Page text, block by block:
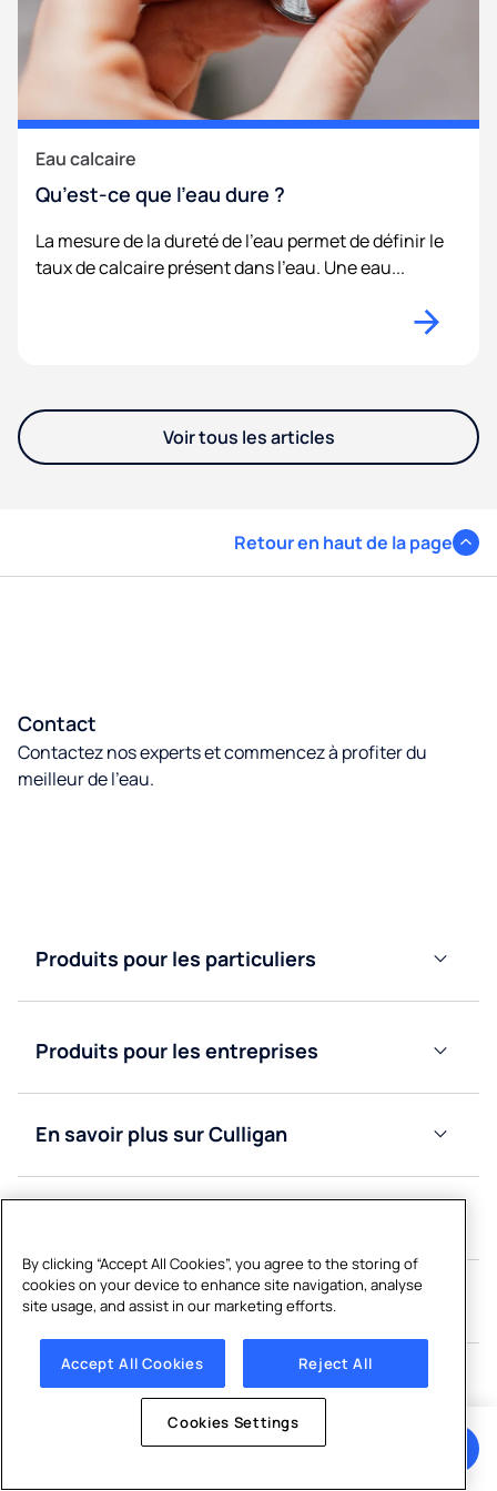
Eau calcaire
Qu’est-ce que l’eau dure ?
La mesure de la dureté de l'eau permet de définir le
taux de calcaire présent dans l'eau. Une eau...
Voir tous les articles
Retour en haut de la page
Contact
Contactez nos experts et commencez à profiter du
meilleur de l’eau.
Produits pour les particuliers
Adoucisseurs
Purificateurs
Fontaines
à eau
réseau
bonbonne
Produits pour les entreprises
Fontaines
bonbonne
Fontaines
à eau
En savoir plus sur Culligan
Blog
contacter
Obtenir
un
devis
Valais
Vaud
Fribourg
Jura
Secteurs
Bureaux
Éducation
By clicking “Accept All Cookies”, you agree to the storing of
cookies on your device to enhance site navigation, analyse
site usage, and assist in our marketing efforts.
Accept All Cookies Reject All
Cookies Settings
Obtenir un devis